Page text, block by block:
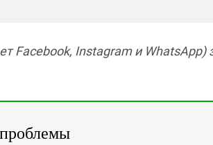
Facebook, Instagram и WhatsApp)